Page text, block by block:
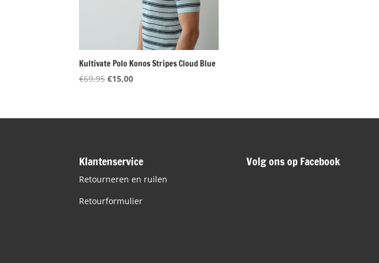
Kultivate Polo Konos Stripes Cloud Blue
€69,95Oorspronkelijke
€69,95.
€15,00Huidige
€15,00.
Klantenservice
Retourneren en ruilen
Retourformulier
Volg ons op Facebook